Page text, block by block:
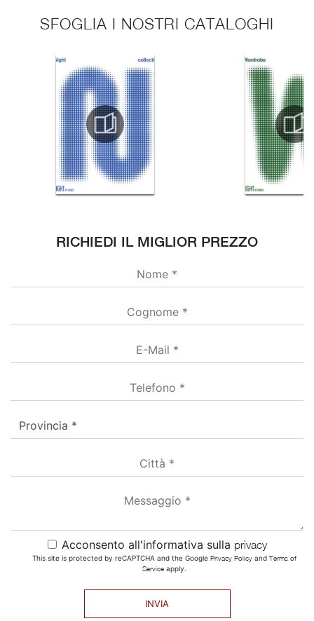
SFOGLIA I NOSTRI CATALOGHI
RICHIEDI IL MIGLIOR PREZZO
Acconsento all'informativa sulla privacy
This site is protected by reCAPTCHA and the Google Privacy Policyand Terms of
Serviceapply.
INVIA